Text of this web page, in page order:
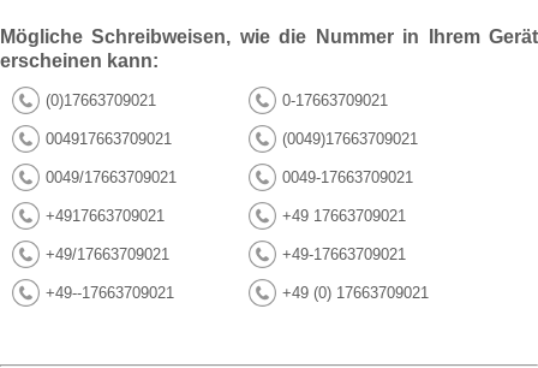
Mögliche Schreibweisen, wie die Nummer in Ihrem Gerät
erscheinen kann:
(0)17663709021 0-17663709021
004917663709021 (0049)17663709021
0049/17663709021 0049-17663709021
+4917663709021 +49 17663709021
+49/17663709021 +49-17663709021
+49--17663709021 +49 (0) 17663709021